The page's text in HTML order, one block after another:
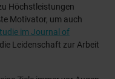
Höchstleistungen
Motivator, um auch
im Journal of
Leidenschaft zur Arbeit